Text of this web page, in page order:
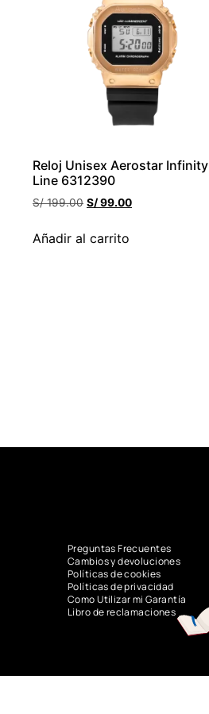
Reloj Unisex Aerostar Infinity
Line 6312390
S/199.00 S/99.00
Añadir al carrito
Preguntas Frecuentes
Cambios y devoluciones
Políticas de cookies
Políticas de privacidad
Como Utilizar mi Garantía
Libro de reclamaciones